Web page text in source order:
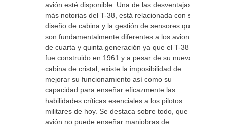
avión esté disponible. Una de las desventajas
más notorias del T-38, está relacionada con su
diseño de cabina y la gestión de sensores que
son fundamentalmente diferentes a los aviones
de cuarta y quinta generación ya que el T-38
fue construido en 1961 y a pesar de su nueva
cabina de cristal, existe la imposibilidad de
mejorar su funcionamiento así como su
capacidad para enseñar eficazmente las
habilidades críticas esenciales a los pilotos
militares de hoy. Se destaca sobre todo, que el
avión no puede enseñar maniobras de